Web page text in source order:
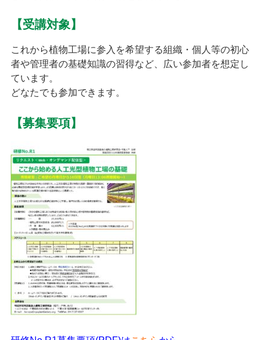
【受講対象】
これから植物工場に参入を希望する組織・個人等の初心
者や管理者の基礎知識の習得など、広い参加者を想定し
ています。
どなたでも参加できます。
【募集要項】